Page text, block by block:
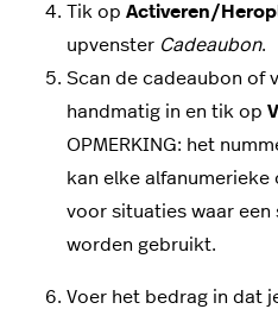
Tik op Activeren/
upvenster Cadeaubon.
Scan de cadeaubon of
handmatig in en tik op
OPMERKING: het
kan elke alfanumerieke
voor situaties waar
worden gebruikt.
Voer het bedrag in dat